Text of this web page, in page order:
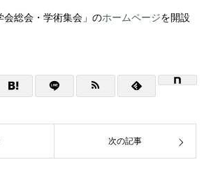
会総会・学術集会」のホームページを開設
次の記事